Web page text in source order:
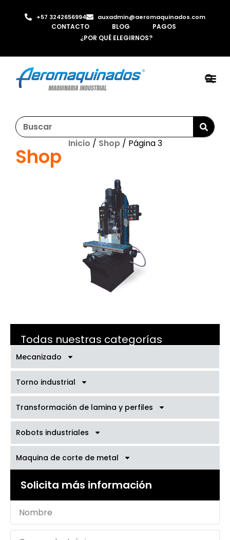
+57 3242656994 auxadmin@aeromaquinados.com
CONTACTO BLOG
PAGOS
¿POR QUÉ ELEGIRNOS?
Inicio / Shop/ Página 3
Shop
Todas nuestras categorías
Mecanizado
Torno industrial
Transformación de lamina y perfiles
Robots industriales
Maquina de corte de metal
Solicita más información